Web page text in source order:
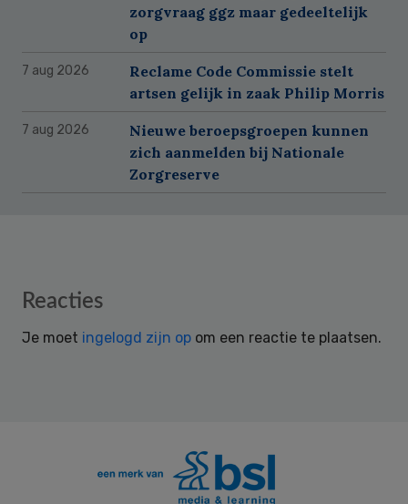
zorgvraag ggz maar gedeeltelijk
op
7 aug 2026
Reclame Code Commissie stelt
artsen gelijk in zaak Philip Morris
7 aug 2026
Nieuwe beroepsgroepen kunnen
zich aanmelden bij Nationale
Zorgreserve
Reader
Reacties
Je moet ingelogd zijn op om een reactie te plaatsen.